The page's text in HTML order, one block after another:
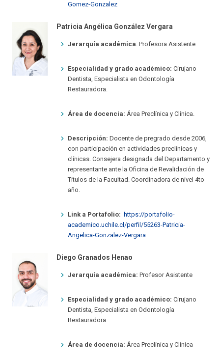
Gomez-Gonzalez
Patricia Angélica González Vergara
Jerarquía académica: Profesora Asistente
Especialidad y grado académico: Cirujano
Dentista, Especialista en Odontología
Restauradora.
Área de docencia: Área Preclínica y Clínica.
Descripción: Docente de pregrado desde 2006,
con participación en actividades preclínicas y
clínicas. Consejera designada del Departamento y
representante ante la Oficina de Revalidación de
Títulos de la Facultad. Coordinadora de nivel 4to
año.
Link a Portafolio: https://portafolio-
academico.uchile.cl/perfil/55263-Patricia-
Angelica-Gonzalez-Vergara
Diego Granados Henao
Jerarquía académica: Profesor Asistente
Especialidad y grado académico: Cirujano
Dentista, Especialista en Odontología
Restauradora
Área de docencia: Área Preclínica y Clínica